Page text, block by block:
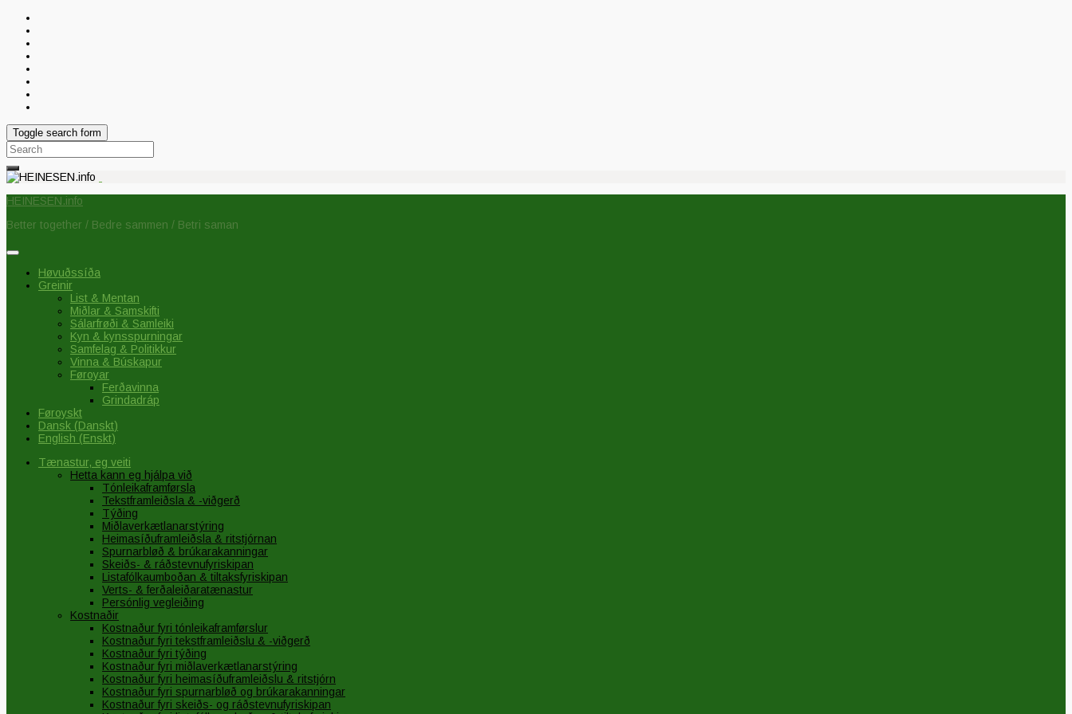
Toggle search form
Search
for:
HEINESEN.info
Better together / Bedre sammen / Betri saman
Høvuðssíða
Greinir
List & Mentan
Miðlar & Samskifti
Sálarfrøði & Samleiki
Kyn & kynsspurningar
Samfelag & Politikkur
Vinna & Búskapur
Føroyar
Ferðavinna
Grindadráp
Føroyskt
Dansk (Danskt)
English (Enskt)
Tænastur, eg veiti
Hetta kann eg hjálpa við
Tónleikaframførsla
Tekstframleiðsla & -viðgerð
Týðing
Miðlaverkætlanarstýring
Heimasíðuframleiðsla & ritstjórnan
Spurnarbløð & brúkarakanningar
Skeiðs- & ráðstevnufyriskipan
Listafólkaumboðan & tiltaksfyriskipan
Verts- & ferðaleiðaratænastur
Persónlig vegleiðing
Kostnaðir
Kostnaður fyri tónleikaframførslur
Kostnaður fyri tekstframleiðslu & -viðgerð
Kostnaður fyri týðing
Kostnaður fyri miðlaverkætlanarstýring
Kostnaður fyri heimasíðuframleiðslu & ritstjórn
Kostnaður fyri spurnarbløð og brúkarakanningar
Kostnaður fyri skeiðs- og ráðstevnufyriskipan